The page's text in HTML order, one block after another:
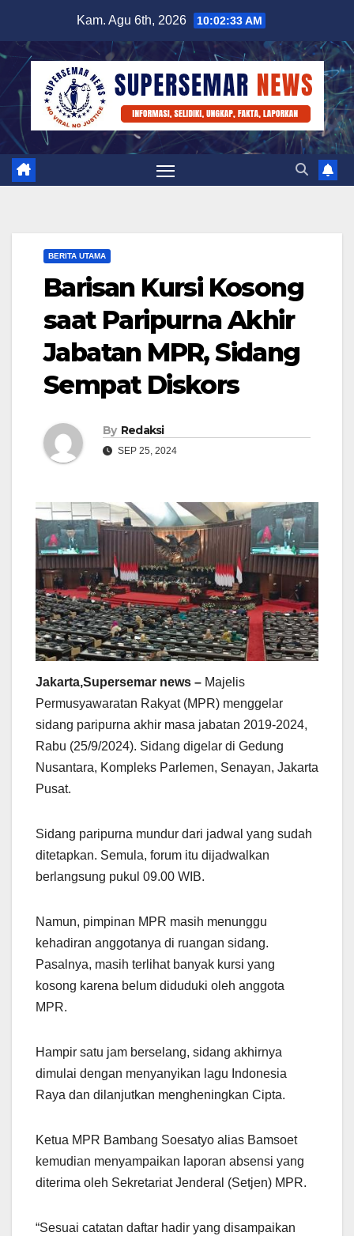
content
Kam. Agu 6th, 2026 10:02:34 AM
BERITA UTAMA
Barisan Kursi Kosong
saat Paripurna Akhir
Jabatan MPR, Sidang
Sempat Diskors
By Redaksi
SEP 25, 2024
Jakarta,Supersemar news – Majelis
Permusyawaratan Rakyat (MPR) menggelar
sidang paripurna akhir masa jabatan 2019-2024,
Rabu (25/9/2024). Sidang digelar di Gedung
Nusantara, Kompleks Parlemen, Senayan, Jakarta
Pusat.
Sidang paripurna mundur dari jadwal yang sudah
ditetapkan. Semula, forum itu dijadwalkan
berlangsung pukul 09.00 WIB.
Namun, pimpinan MPR masih menunggu
kehadiran anggotanya di ruangan sidang.
Pasalnya, masih terlihat banyak kursi yang
kosong karena belum diduduki oleh anggota
MPR.
Hampir satu jam berselang, sidang akhirnya
dimulai dengan menyanyikan lagu Indonesia
Raya dan dilanjutkan mengheningkan Cipta.
Ketua MPR Bambang Soesatyo alias Bamsoet
kemudian menyampaikan laporan absensi yang
diterima oleh Sekretariat Jenderal (Setjen) MPR.
“Sesuai catatan daftar hadir yang disampaikan